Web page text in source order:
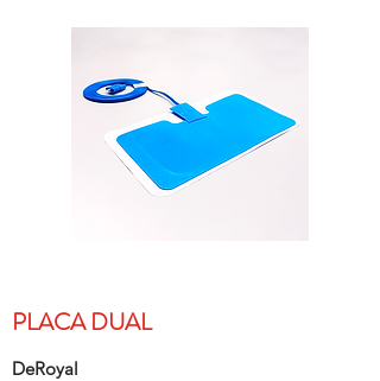
PLACA DUAL
DeRoyal